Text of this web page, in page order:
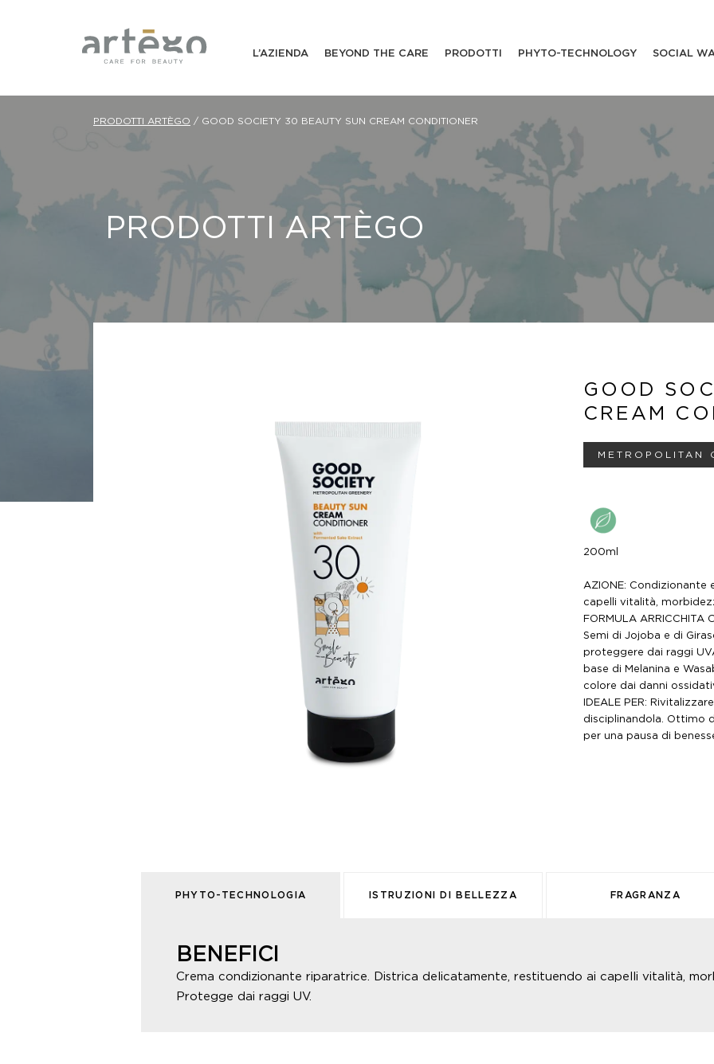
L’AZIENDA BEYOND THE CARE PRODOTTI PHYTO-TECHNOLOGY SOCIAL
PRODOTTI ARTÈGO / GOOD SOCIETY 30 BEAUTY SUN CREAM CONDITIONER
PRODOTTI ARTÈGO
GOOD
CREAM
METROPOLITAN
200ml
AZIONE:
capelli vitalità,
FORMULA
Semi di Jojoba e di
proteggere dai raggi
base di Melanina e
colore dai danni
IDEALE PER:
disciplinandola. Ottimo
per una pausa di
PHYTO-TECHNOLOGIA ISTRUZIONI DI BELLEZZA FRAGRANZA
BENEFICI
Crema condizionante riparatrice. Districa delicatamente, restituendo ai capelli vitalità,
Protegge dai raggi UV.